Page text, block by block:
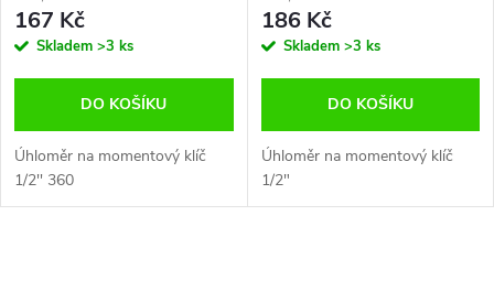
167 Kč
Skladem >3 ks
DO KOŠÍKU
Úhloměr na momentový klíč
1/2'' 360
186 Kč
Skladem >3 ks
DO KOŠÍKU
Úhloměr na momentový klíč
1/2"